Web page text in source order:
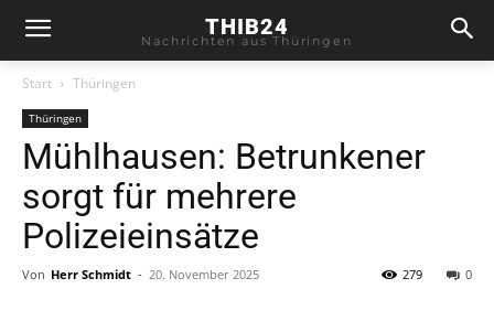
THIB24
Nachrichten aus Thüringen
Start Thüringen
Thüringen
Mühlhausen: Betrunkener
sorgt für mehrere
Polizeieinsätze
Von Herr Schmidt - 20. November 2025 0
279